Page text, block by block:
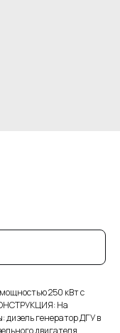
250 кВт с
На
дизель генератор ДГУ в